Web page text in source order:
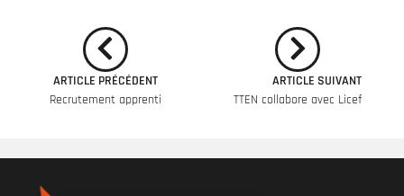
ARTICLE PRÉCÉDENT
Recrutement apprenti
ARTICLE SUIVANT
TTEN collabore avec Licef